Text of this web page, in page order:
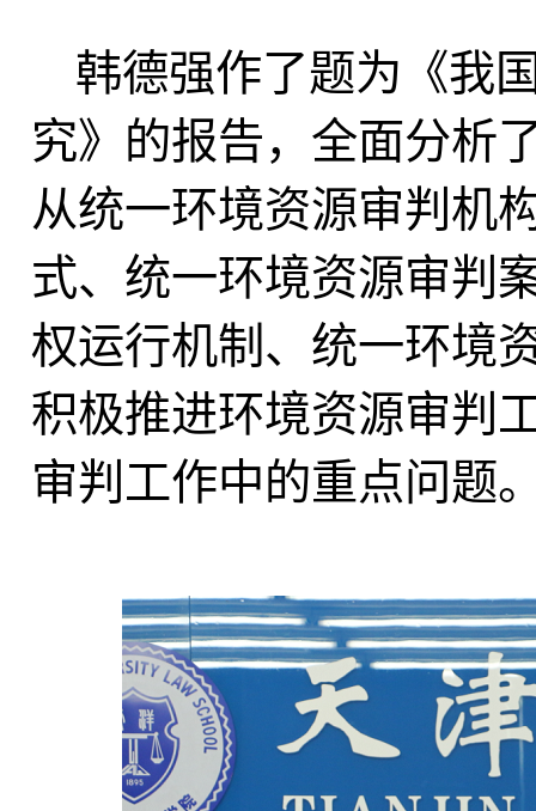
韩德强作了题为《我
究》的报告，全面分析
从统一环境资源审判机
式、 统一环境资源审判
权运行机制 、 统一环境
积极推进环境资源审判
审判工作中的重点问题